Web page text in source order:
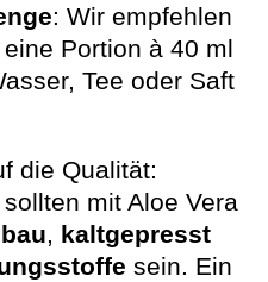
: Wir empfehlen
Portion à 40 ml
Tee oder Saft
die Qualität:
mit Aloe Vera
, kaltgepresst
sein. Ein